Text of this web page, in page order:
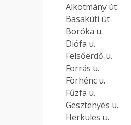
Alkotmány út
Basakúti út
Boróka u.
Diófa u.
Felsőerdő u.
Forrás u.
Förhénc u.
Fűzfa u.
Gesztenyés u.
Herkules u.